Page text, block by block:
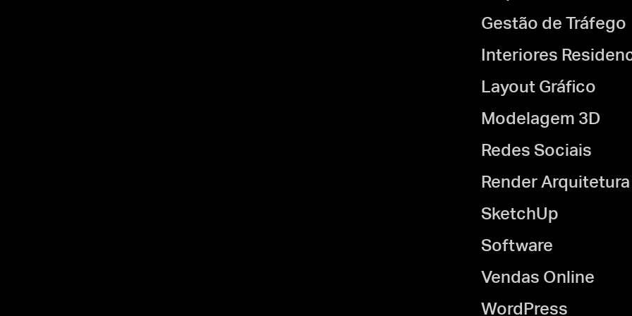
Gestão de Tráfego
Interiores
Layout Gráfico
Modelagem 3D
Redes Sociais
Render Arquitetura
SketchUp
Software
Vendas Online
WordPress